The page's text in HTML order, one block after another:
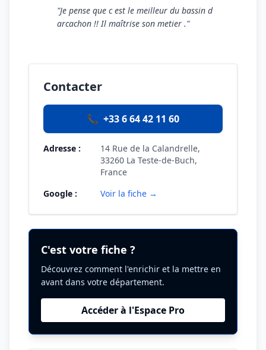
"Je pense que c est le meilleur du bassin d
arcachon !! Il maîtrise son metier ."
Contacter
📞 +33 6 64 42 11 60
Adresse :
14 Rue de la Calandrelle,
33260 La Teste-de-Buch,
France
Google :
Voir la fiche →
C'est votre fiche ?
Découvrez comment l'enrichir et la mettre en
avant dans votre département.
Accéder à l'Espace Pro